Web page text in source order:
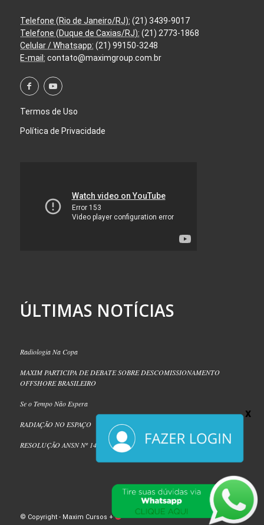
Telefone (Rio de Janeiro/RJ): (21) 3439-9017
Telefone (Duque de Caxias/RJ): (21) 2773-1868
Celular / Whatsapp: (21) 99150-3248
E-mail: contato@maximgroup.com.br
Termos de Uso
Política de Privacidade
ÚLTIMAS NOTÍCIAS
Radiologia Na Copa
MAXIM PARTICIPA DE DEBATE SOBRE DESCOMISSIONAMENTO
OFFSHORE BRASILEIRO
Se o Tempo Não Espera
RADIAÇÃO NO ESPAÇO
RESOLUÇÃO ANSN Nº 14/2026
© Copyright - Maxim Cursos +